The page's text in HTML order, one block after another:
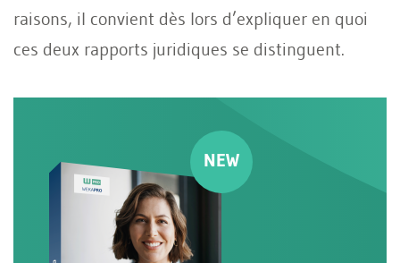
raisons, il convient dès lors d’expliquer en quoi
ces deux rapports juridiques se distinguent.